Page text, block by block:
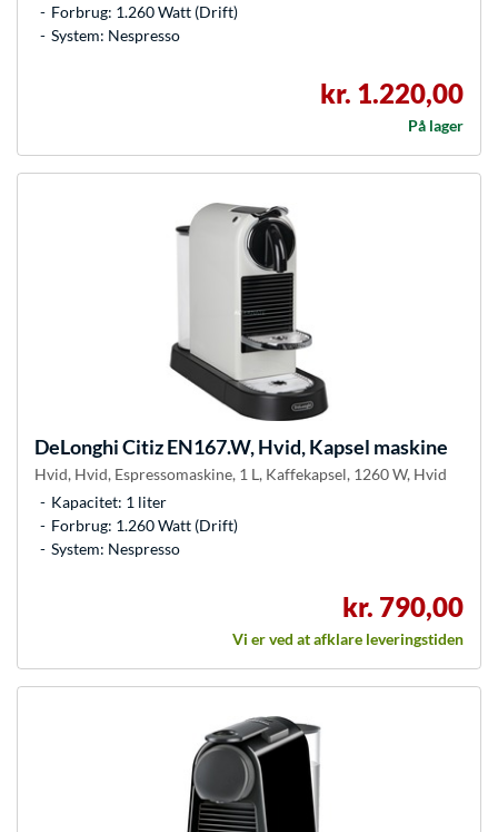
Forbrug: 1.260 Watt (Drift)
System: Nespresso
kr. 1.220,00
På lager
DeLonghiCitiz EN167.W, Hvid, Kapsel maskine
Hvid, Hvid, Espressomaskine, 1 L, Kaffekapsel, 1260 W, Hvid
Kapacitet: 1 liter
Forbrug: 1.260 Watt (Drift)
System: Nespresso
kr. 790,00
Vi er ved at afklare leveringstiden